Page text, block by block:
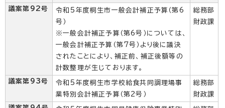
議案第92号
令和5年度桐生市一般会計補正予算（第6
号）
※一般会計補正予算（第6号）については、
一般会計補正予算（第7号）より後に議決
されたことにより、補正前、補正後額等の
計数整理が生じております。
総務部
財政課
議案第93号
令和5年度桐生市学校給食共同調理場事
業特別会計補正予算（第2号）
総務部
財政課